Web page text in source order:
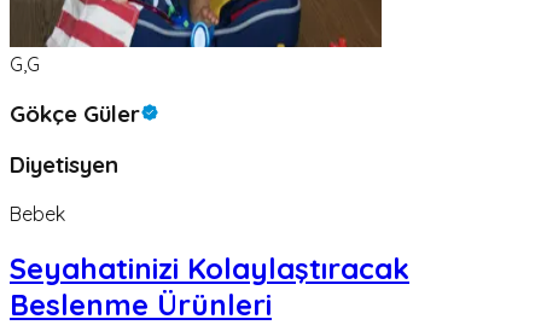
G,G
Gökçe Güler
Diyetisyen
Bebek
Seyahatinizi Kolaylaştıracak
Beslenme Ürünleri